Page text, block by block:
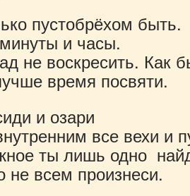
пустобрёхом быть.
и часы.
не воскресить. Как
время посвяти.
и озари
все вехи и
ты лишь одно
не всем произнеси.